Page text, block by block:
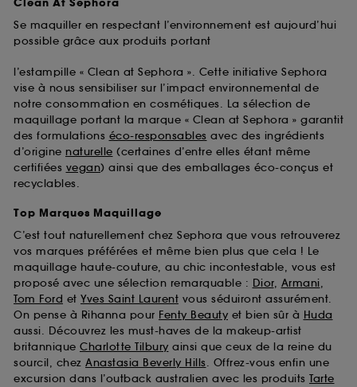
Clean At Sephora
Se maquiller en respectant l’environnement est aujourd’hui
possible grâce aux produits portant
l’estampille « Clean at Sephora ». Cette initiative Sephora
vise à nous sensibiliser sur l’impact environnemental de
notre consommation en cosmétiques. La sélection de
maquillage portant la marque « Clean at Sephora » garantit
des formulations éco-responsables avec des ingrédients
d’origine naturelle (certaines d’entre elles étant même
certifiées vegan) ainsi que des emballages éco-conçus et
recyclables.
Top Marques Maquillage
C’est tout naturellement chez Sephora que vous retrouverez
vos marques préférées et même bien plus que cela ! Le
maquillage haute-couture, au chic incontestable, vous est
proposé avec une sélection remarquable : Dior, Armani,
Tom Ford et Yves Saint Laurent vous séduiront assurément.
On pense à Rihanna pour Fenty Beauty et bien sûr à Huda
aussi. Découvrez les must-haves de la makeup-artist
britannique Charlotte Tilbury ainsi que ceux de la reine du
sourcil, chez Anastasia Beverly Hills. Offrez-vous enfin une
excursion dans l’outback australien avec les produits Tarte